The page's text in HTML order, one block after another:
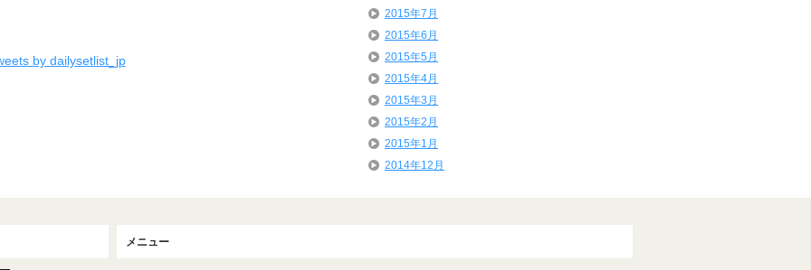
by dailysetlist_jp
2015年7月
2015年6月
2015年5月
2015年4月
2015年3月
2015年2月
2015年1月
2014年12月
メニュー